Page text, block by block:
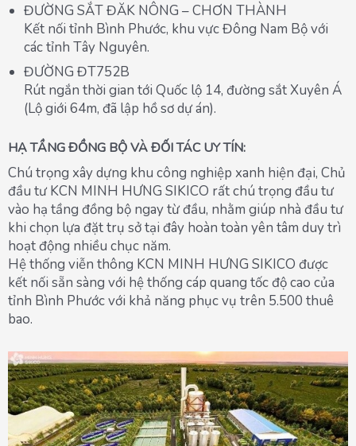
ĐƯỜNG SẮT ĐĂK NÔNG – CHƠN THÀNH
Kết nối tỉnh Bình Phước, khu vực Đông Nam Bộ với
các tỉnh Tây Nguyên.
ĐƯỜNG ĐT752B
Rút ngắn thời gian tới Quốc lộ 14, đường sắt Xuyên Á
(Lộ giới 64m, đã lập hồ sơ dự án).
HẠ TẦNG ĐỒNG BỘ VÀ ĐỐI TÁC UY TÍN:
Chú trọng xây dựng khu công nghiệp xanh hiện đại, Chủ
đầu tư KCN MINH HƯNG SIKICO rất chú trọng đầu tư
vào hạ tầng đồng bộ ngay từ đầu, nhằm giúp nhà đầu tư
khi chọn lựa đặt trụ sở tại đây hoàn toàn yên tâm duy trì
hoạt động nhiều chục năm.
Hệ thống viễn thông KCN MINH HƯNG SIKICO được
kết nối sẵn sàng với hệ thống cáp quang tốc độ cao của
tỉnh Bình Phước với khả năng phục vụ trên 5.500 thuê
bao.